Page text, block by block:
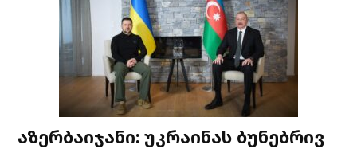
აზერბაიჯანი: უკრაინას ბუნებრივ